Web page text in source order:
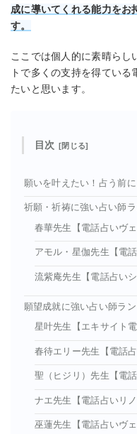
成に導いてくれる能力をお
す。
ここでは個人的に素晴らし
トで多くの支持を得てい
たいと思います。
目次
願いを叶えたい！占う前
祈願・祈祷に強い占い師
春華先生【電話占いヴェ
アモル・星伽先生【電
流紫庵先生【電話占いシ
願望成就に強い占い師ラ
星叶先生【エキサイト電
春待エリー先生【電話
聖（ヒジリ）先生【電
ナエ先生【電話占いリノ
巫蓮先生【電話占いヴェ